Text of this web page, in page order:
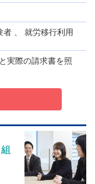
、 就労移行利用
実際の請求書を照